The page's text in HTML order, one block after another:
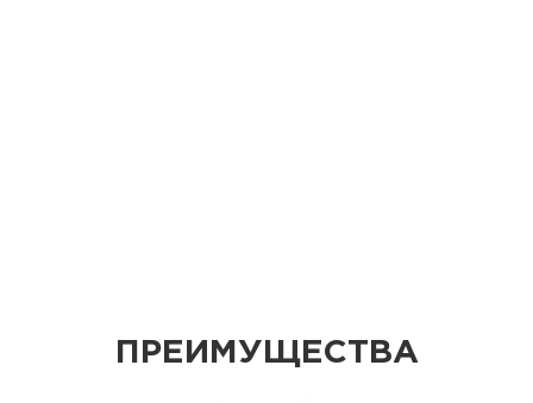
ПРЕИМУЩЕСТВА